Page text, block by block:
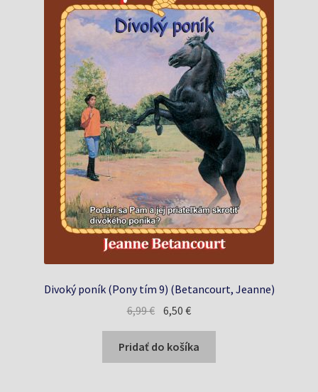
Divoký poník (Pony tím 9) (Betancourt, Jeanne)
6,99€ Pôvodná
cena
bola:
6,99 €.
6,50€Aktuálna
cena
je:
6,50 €.
Pridať do košíka